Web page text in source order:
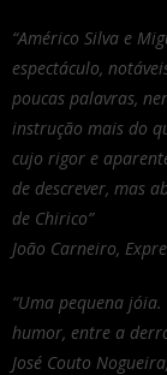
“Américo Silva e
espectáculo,
poucas palavras,
instrução mais do
cujo rigor e
de descrever, mas
de Chirico”
João Carneiro,
“Uma pequena
humor, entre a
José Couto